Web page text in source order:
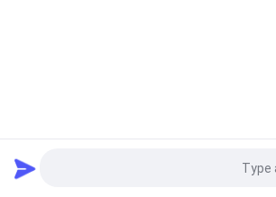
الأجزاء الهيدروليكية PAVC38